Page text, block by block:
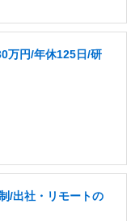
万円/年休125日/研
/出社・リモートの